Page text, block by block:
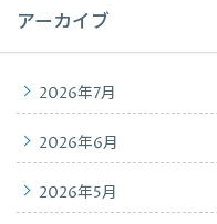
アーカイブ
2026年7月
2026年6月
2026年5月